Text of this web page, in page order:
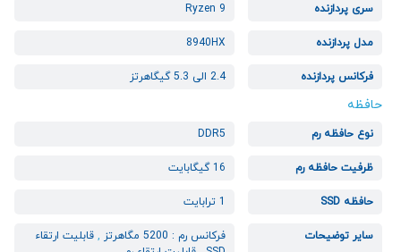
سری پردازنده Ryzen 9
مدل پردازنده 8940HX
فرکانس پردازنده 2.4 الی 5.3 گیگاهرتز
حافظه
نوع حافظه رم DDR5
ظرفیت حافظه رم 16 گیگابایت
حافظه SSD 1 ترابایت
سایر توضیحات فرکانس رم : 5200 مگاهرتز ,قابلیت ارتقاء